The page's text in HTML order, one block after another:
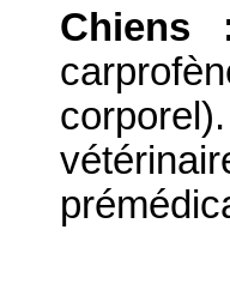
Chiens